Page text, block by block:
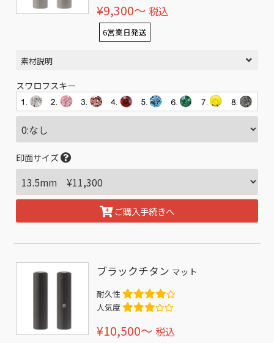
¥9,300〜 税込
6営業日発送
素材説明
スワロフスキー
印面サイズ
ご購入手続きへ
ブラックチタン マット
耐久性
人気度
¥10,500〜 税込